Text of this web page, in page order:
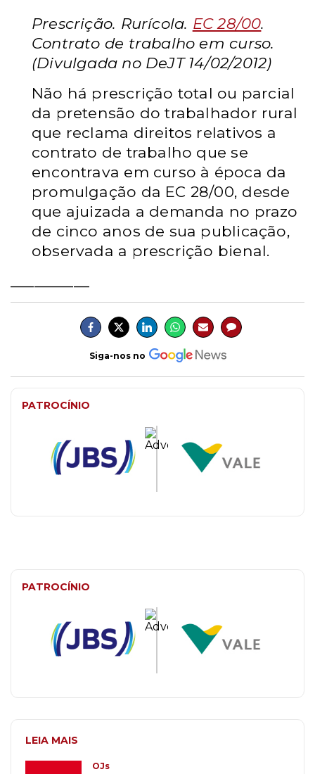
Prescrição. Rurícola. EC 28/00.
Contrato de trabalho em curso.
(Divulgada no DeJT 14/02/2012)
Não há prescrição total ou parcial
da pretensão do trabalhador rural
que reclama direitos relativos a
contrato de trabalho que se
encontrava em curso à época da
promulgação da EC 28/00, desde
que ajuizada a demanda no prazo
de cinco anos de sua publicação,
observada a prescrição bienal.
Siga-nos no
PATROCÍNIO
PATROCÍNIO
LEIA MAIS
OJs